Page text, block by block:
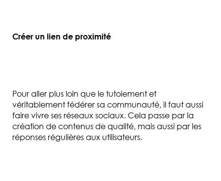
Créer un lien de proximité
Pour aller plus loin que le tutoiement et
véritablement fédérer sa communauté, il faut aussi
faire vivre ses réseaux sociaux. Cela passe par la
création de contenus de qualité, mais aussi par les
réponses régulières aux utilisateurs.